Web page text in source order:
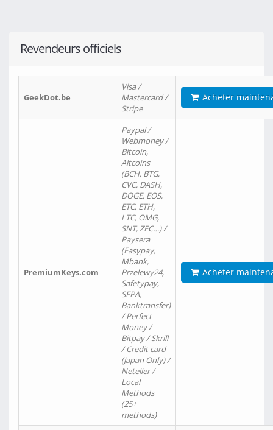
Revendeurs officiels
GeekDot.be
Visa /
Mastercard /
Stripe
Acheter
PremiumKeys.com
Paypal /
Webmoney /
Bitcoin,
Altcoins
(BCH, BTG,
CVC, DASH,
DOGE, EOS,
ETC, ETH,
LTC, OMG,
SNT, ZEC…) /
Paysera
(Easypay,
Mbank,
Przelewy24,
Safetypay,
SEPA,
Banktransfer)
/ Perfect
Money /
Bitpay / Skrill
/ Credit card
(Japan Only) /
Neteller /
Local
Methods
(25+
methods)
Acheter